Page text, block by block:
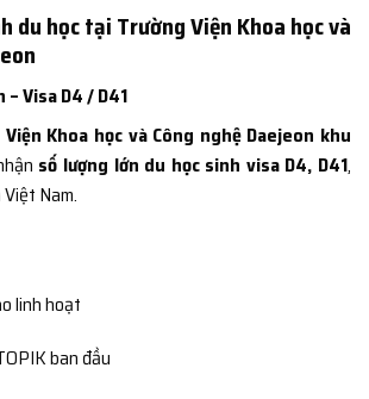
du học tại Trường Viện Khoa học và
– Visa D4 / D41
Khoa học và Công nghệ Daejeon khu
số lượng lớn du học sinh visa D4, D41,
Nam.
linh hoạt
ban đầu